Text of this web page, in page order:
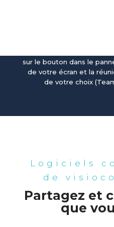
sur le bouton dans le
de votre écran et la
de votre choix
Logiciels
de
Partagez et
que